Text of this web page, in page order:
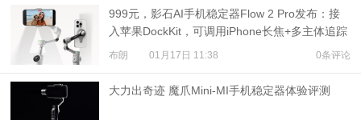
999元，影石AI手机稳定器Flow 2 Pro发布：接
入苹果DockKit，可调用iPhone长焦+多主体追踪
布朗 01月17日 11:38 0条评论
大力出奇迹 魔爪Mini-MI手机稳定器体验评测